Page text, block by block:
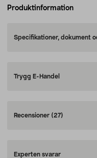
Produktinformation
Specifikationer, dokument
Trygg E-Handel
Recensioner (27)
Experten svarar